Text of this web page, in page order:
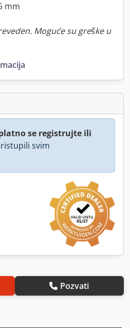
mm
Moguće su greške u
se registrujte ili
svim
Pozvati